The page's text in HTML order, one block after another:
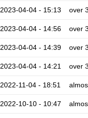
2023-04-04 - 15:13 over
2023-04-04 - 14:56 over
2023-04-04 - 14:39 over
2023-04-04 - 14:21 over
2022-11-04 - 18:51
2022-10-10 - 10:47